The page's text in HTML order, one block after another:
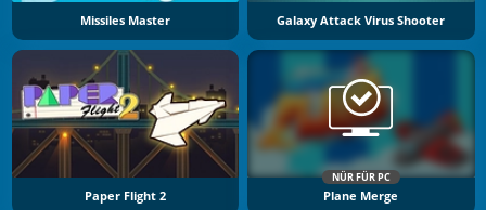
Missiles Master Galaxy Attack Virus Shooter
Paper Flight 2
NÜR FÜR PC
Plane Merge